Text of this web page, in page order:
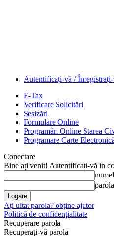
Autentificați-vă / Înregistrați-
E-Tax
Verificare Solicitări
Sesizări
Formulare Online
Programări Online Starea
Programare Carte
Conectare
Bine ați venit! Autentificați-vă in
Ați uitat parola? obține ajutor
Politică de confidențialitate
Recuperare parola
Recuperați-vă parola